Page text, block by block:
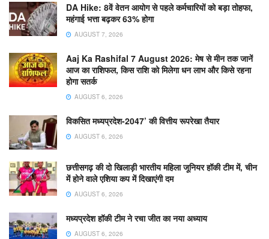
DA Hike: 8वें वेतन आयोग से पहले कर्मचारियों को बड़ा तोहफा,
महंगाई भत्ता बढ़कर 63% होगा
AUGUST 7, 2026
Aaj Ka Rashifal 7 August 2026: मेष से मीन तक जानें
आज का राशिफल, किस राशि को मिलेगा धन लाभ और किसे रहना
होगा सतर्क
AUGUST 6, 2026
विकसित मध्यप्रदेश-2047’ की वित्तीय रूपरेखा तैयार
AUGUST 6, 2026
छत्तीसगढ़ की दो खिलाड़ी भारतीय महिला जूनियर हॉकी टीम में, चीन
में होने वाले एशिया कप में दिखाएंगी दम
AUGUST 6, 2026
मध्यप्रदेश हॉकी टीम ने रचा जीत का नया अध्याय
AUGUST 6, 2026